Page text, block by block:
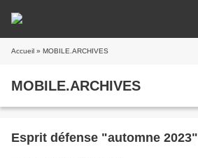
Accueil » MOBILE.ARCHIVES
MOBILE.ARCHIVES
Esprit défense "automne 2023"